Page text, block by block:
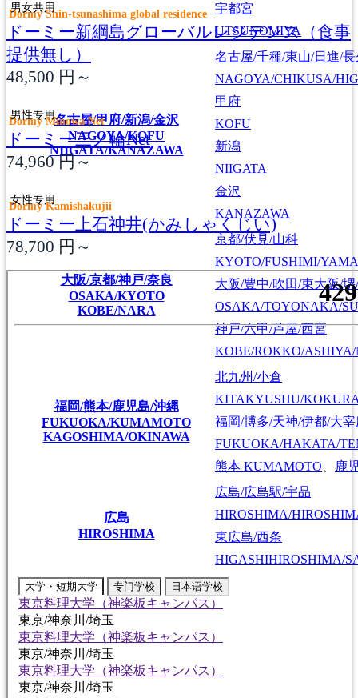
宇都宮
UTSUNOMIYA
名古屋/甲府/新潟/金沢
NAGOYA/KOFU
NIIGATA/KANAZAWA
名古屋/千種/東山/日進/
NAGOYA/CHIKUSA/
甲府
KOFU
新潟
NIIGATA
金沢
KANAZAWA
大阪/京都/神戸/奈良
OSAKA/KYOTO
KOBE/NARA
京都/伏見/山科
KYOTO/FUSHIMI/
大阪/豊中/吹田/東大阪/
OSAKA/TOYONAKA/
神戸/六甲/芦屋/西宮
KOBE/ROKKO/
福岡/熊本/鹿児島/沖縄
FUKUOKA/KUMAMOTO
KAGOSHIMA/OKINAWA
北九州/小倉
KITAKYUSHU/
福岡/博多/天神/伊都/大宰
FUKUOKA/HAKATA/
熊本 KUMAMOTO 鹿
広島
HIROSHIMA
広島/広島駅/宇品
HIROSHIMA/
東広島/西条
HIGASHIHIROSHIMA/
大学・短期大学 专门学校 日本语学校
東京料理大学（神楽板キャンパス）
東京/神奈川/埼玉
東京料理大学（神楽板キャンパス）
東京/神奈川/埼玉
東京料理大学（神楽板キャンパス）
東京/神奈川/埼玉
男女共用
Dormy Shin-tsunashima global residence
ドーミー新綱島グローバルレジデンス（食事
提供無し）
48,500 円～
男性专用
Dormy Minowa Net
ドーミー三ノ輪Net
74,960円～
女性专用
Dormy Kamishakujii
ドーミー上石神井(かみしゃくじい)
78,700 円～